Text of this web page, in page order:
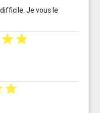
Je vous le
starstar
star